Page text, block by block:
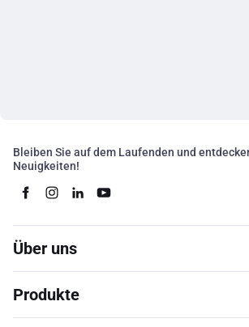
Bleiben Sie auf dem Laufenden und
Neuigkeiten!
Über uns
Produkte